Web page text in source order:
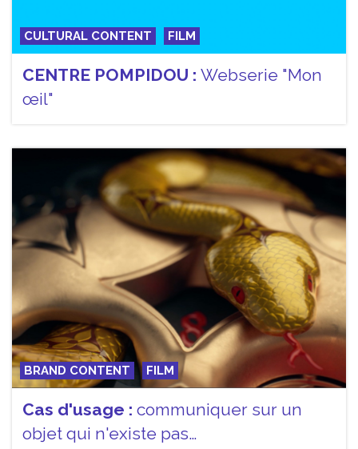
CULTURAL CONTENT FILM
CENTRE POMPIDOU : Webserie "Mon
œil"
BRAND CONTENT FILM
Cas d'usage : communiquer sur un
objet qui n'existe pas…